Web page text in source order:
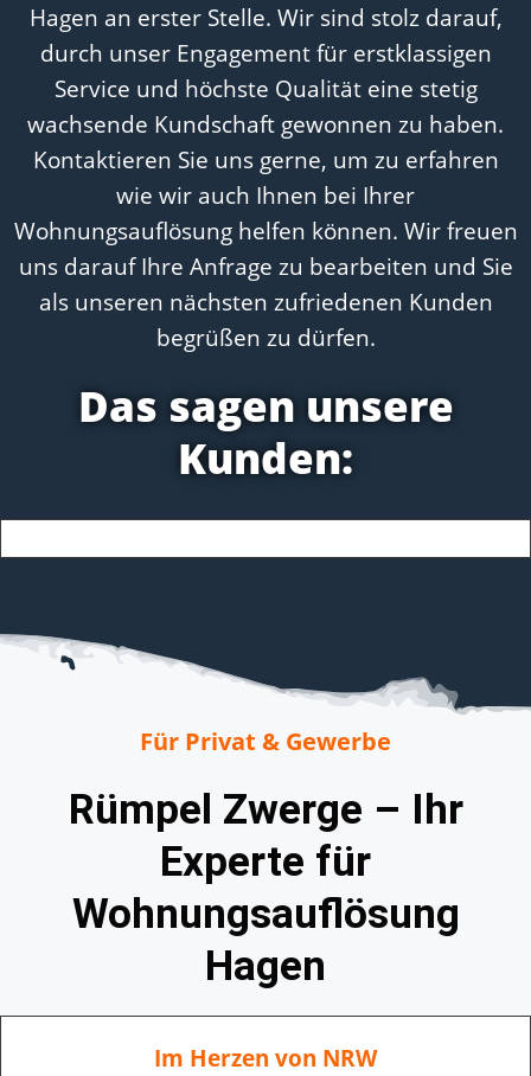
Hagen an erster Stelle. Wir sind stolz darauf,
durch unser Engagement für erstklassigen
Service und höchste Qualität eine stetig
wachsende Kundschaft gewonnen zu haben.
Kontaktieren Sie uns gerne, um zu erfahren
wie wir auch Ihnen bei Ihrer
Wohnungsauflösung helfen können. Wir freuen
uns darauf Ihre Anfrage zu bearbeiten und Sie
als unseren nächsten zufriedenen Kunden
begrüßen zu dürfen.
Das sagen unsere
Kunden:
Für Privat & Gewerbe
Rümpel Zwerge – Ihr
Experte für
Wohnungsauflösung
Hagen
Im Herzen von NRW